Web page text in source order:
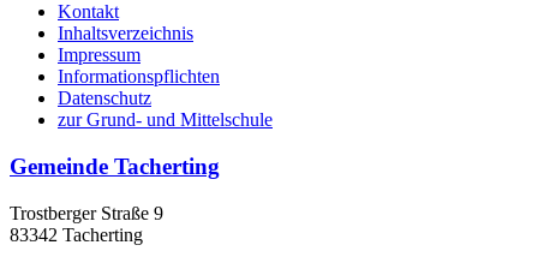
Kontakt
Inhaltsverzeichnis
Impressum
Informationspflichten
Datenschutz
zur Grund- und Mittelschule
Gemeinde Tacherting
Trostberger Straße 9
83342 Tacherting